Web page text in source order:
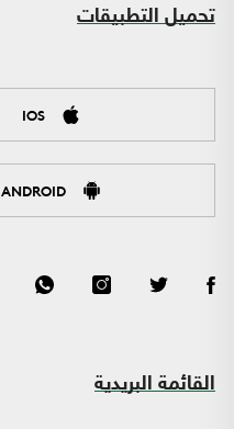
تحميل التطبيقات
IOS
ANDROID
القائمة البريدية